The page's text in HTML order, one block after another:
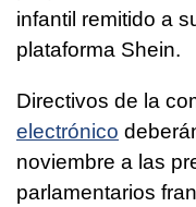
infantil remitido a
plataforma Shein.
Directivos de la
electrónico
noviembre a las
parlamentarios